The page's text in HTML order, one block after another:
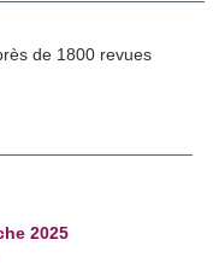
de 1800 revues
2025